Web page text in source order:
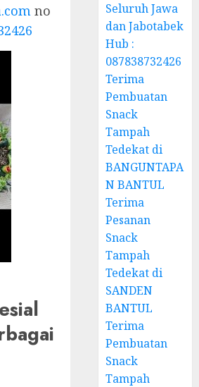
no
Seluruh Jawa
dan Jabotabek
Hub :
087838732426
Terima
Pembuatan
Snack
Tampah
Tedekat di
BANGUNTAPA
N BANTUL
Terima
Pesanan
Snack
Tampah
Tedekat di
SANDEN
BANTUL
Terima
Pembuatan
Snack
Tampah